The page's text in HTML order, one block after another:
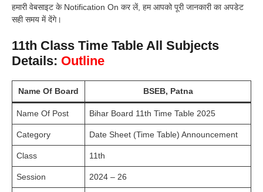
हमारी वेबसाइट के Notification On कर लें, हम आपको पूरी जानकारी का अपडेट
सही समय में देंगे।
11th Class Time Table All Subjects
Details: Outline
Name Of Board BSEB, Patna
Name Of Post Bihar Board 11th Time Table 2025
Category Date Sheet (Time Table) Announcement
Class 11th
Session 2024 – 26